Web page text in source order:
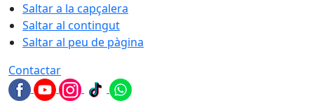
Saltar a la capçalera
Saltar al contingut
Saltar al peu de pàgina
Contactar